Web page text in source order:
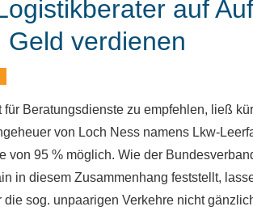
auf
verdienen
Beratungsdienste zu empfehlen, ließ
von Loch Ness namens Lkw-
von 95 % möglich. Wie der
in diesem Zusammenhang feststellt,
sog. unpaarigen Verkehre nicht